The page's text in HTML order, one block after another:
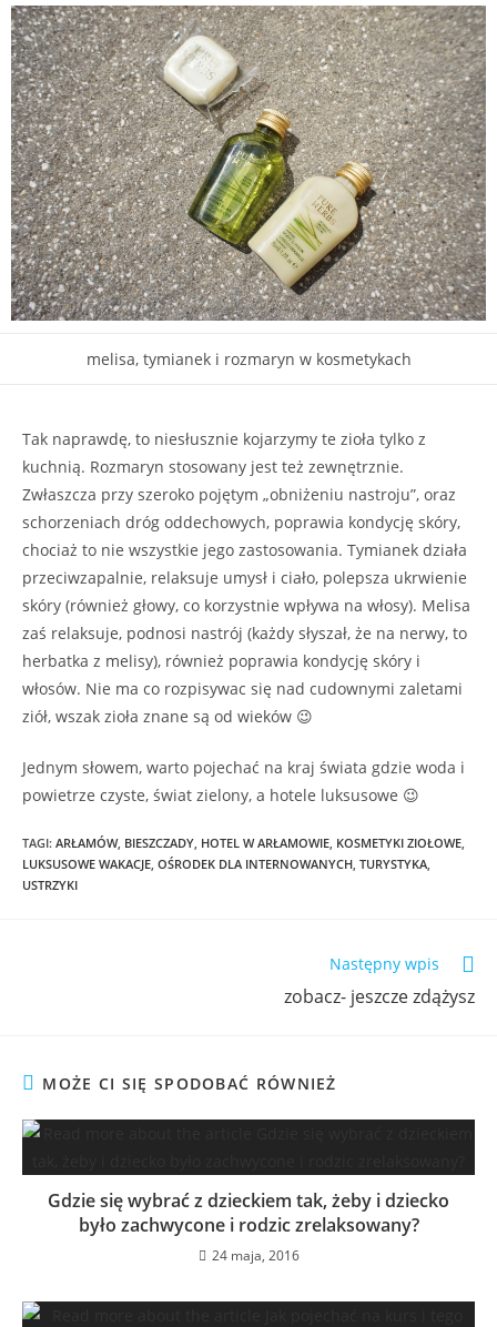
melisa, tymianek i rozmaryn w kosmetykach
Tak naprawdę, to niesłusznie kojarzymy te zioła tylko z
kuchnią. Rozmaryn stosowany jest też zewnętrznie.
Zwłaszcza przy szeroko pojętym „obniżeniu nastroju”, oraz
schorzeniach dróg oddechowych, poprawia kondycję skóry,
chociaż to nie wszystkie jego zastosowania. Tymianek działa
przeciwzapalnie, relaksuje umysł i ciało, polepsza ukrwienie
skóry (również głowy, co korzystnie wpływa na włosy). Melisa
zaś relaksuje, podnosi nastrój (każdy słyszał, że na nerwy, to
herbatka z melisy), również poprawia kondycję skóry i
włosów. Nie ma co rozpisywac się nad cudownymi zaletami
ziół, wszak zioła znane są od wieków 😉
Jednym słowem, warto pojechać na kraj świata gdzie woda i
powietrze czyste, świat zielony, a hotele luksusowe 😉
TAGI: ARŁAMÓW, BIESZCZADY, HOTEL W ARŁAMOWIE, KOSMETYKI ZIOŁOWE,
LUKSUSOWE WAKACJE, OŚRODEK DLA INTERNOWANYCH, TURYSTYKA,
USTRZYKI
Następny wpis
zobacz- jeszcze zdążysz
MOŻE CI SIĘ SPODOBAĆ RÓWNIEŻ
Gdzie się wybrać z dzieckiem tak, żeby i dziecko
było zachwycone i rodzic zrelaksowany?
24 maja, 2016